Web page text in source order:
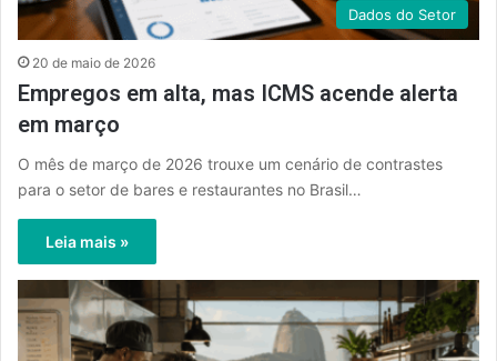
Dados do Setor
20 de maio de 2026
Empregos em alta, mas ICMS acende alerta
em março
O mês de março de 2026 trouxe um cenário de contrastes
para o setor de bares e restaurantes no Brasil…
Leia mais »